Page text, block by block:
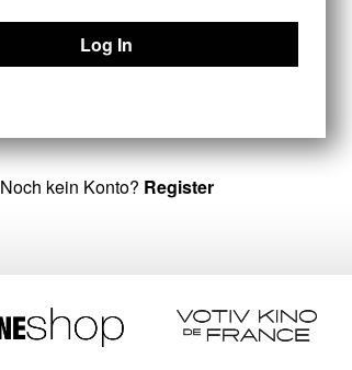
Noch kein Konto? Register